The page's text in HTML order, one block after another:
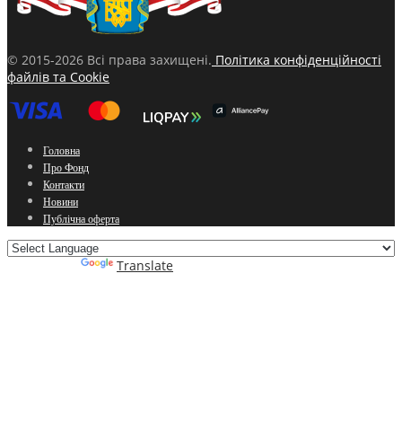
© 2015-2026 Всі права захищені. Політика конфіденційності
файлів та Cookie
Головна
Про Фонд
Контакти
Новини
Публічна оферта
Translate